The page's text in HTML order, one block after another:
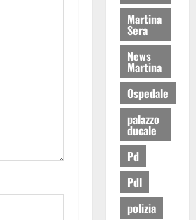
Martina
Sera
News
Martina
Ospedale
palazzo
ducale
Pd
Pdl
polizia